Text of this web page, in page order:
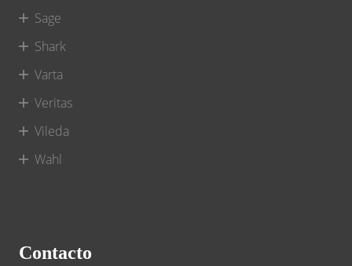
Sage
Shark
Varta
Veritas
Vileda
Wahl
Contacto